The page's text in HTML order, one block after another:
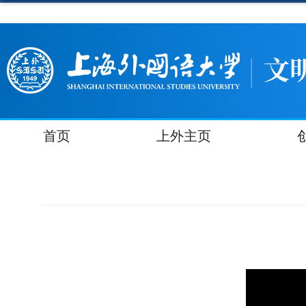
首页 上外主页